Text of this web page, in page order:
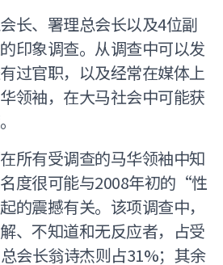
长、署理总会长以及4位副
印象调查。从调查中可以发
过官职，以及经常在媒体上
领袖，在大马社会中可能获
所有受调查的马华领袖中知
度很可能与2008年初的“性
的震撼有关。该项调查中，
、不知道和无反应者，占受
会长翁诗杰则占31%；其余